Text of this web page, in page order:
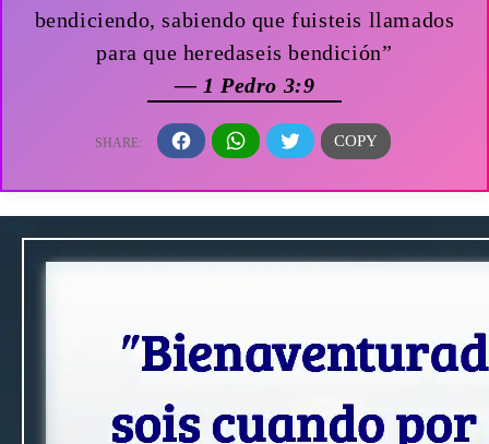
bendiciendo, sabiendo que fuisteis llamados
para que heredaseis bendición”
— 1 Pedro 3:9